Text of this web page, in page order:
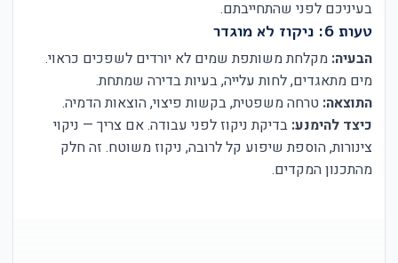
בעיניכם לפני שהתחייבתם.
טעות 6: ניקוז לא מוגדר
הבעיה: מקלחת משותפת שמים לא יורדים לשפכים כראוי.
מים מתאגדים, לחות עלייה, בעיות בדירה שמתחת.
התוצאה: טרחה משפטית, בקשות פיצוי, הוצאות הדמיה.
כיצד להימנע: בדיקת ניקוז לפני עבודה. אם צריך — ניקוי
צינורות, הוספת שיפוע קל לרובה, ניקוז משוטח. זה חלק
מהתכנון המקדים.